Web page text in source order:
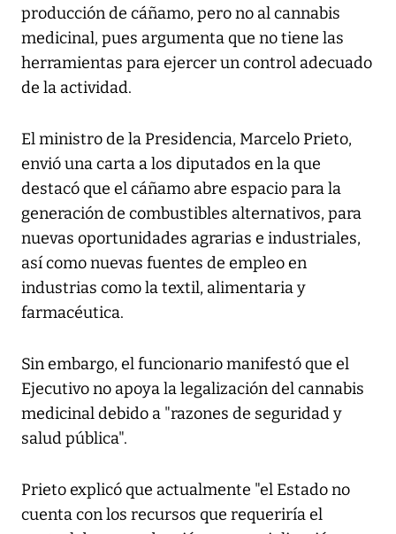
producción de cáñamo, pero no al cannabis
medicinal, pues argumenta que no tiene las
herramientas para ejercer un control adecuado
de la actividad.
El ministro de la Presidencia, Marcelo Prieto,
envió una carta a los diputados en la que
destacó que el cáñamo abre espacio para la
generación de combustibles alternativos, para
nuevas oportunidades agrarias e industriales,
así como nuevas fuentes de empleo en
industrias como la textil, alimentaria y
farmacéutica.
Sin embargo, el funcionario manifestó que el
Ejecutivo no apoya la legalización del cannabis
medicinal debido a "razones de seguridad y
salud pública".
Prieto explicó que actualmente "el Estado no
cuenta con los recursos que requeriría el